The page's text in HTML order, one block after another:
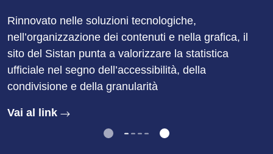
Rinnovato nelle soluzioni tecnologiche,
nell’organizzazione dei contenuti e nella grafica, il
sito del Sistan punta a valorizzare la statistica
ufficiale nel segno dell’accessibilità, della
condivisione e della granularità
Vai al link